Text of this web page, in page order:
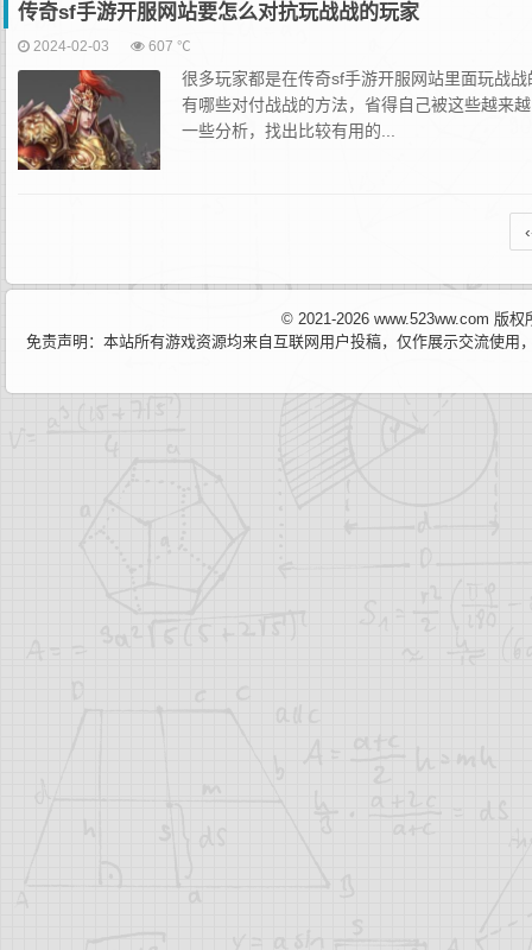
传奇sf手游开服网站要怎么对抗玩战战的玩家
2024-02-03 607 ℃
很多玩家都是在传奇sf手游开服网站里面玩战
有哪些对付战战的方法，省得自己被这些越来
一些分析，找出比较有用的...
© 2021-2026 www.523ww.com 版
免责声明：本站所有游戏资源均来自互联网用户投稿，仅作展示交流使